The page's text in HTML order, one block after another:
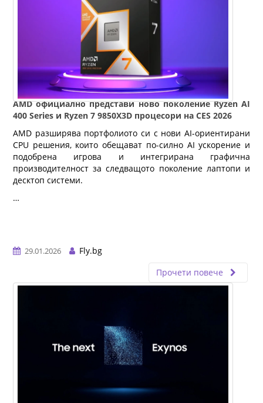
AMD официално представи ново поколение Ryzen AI
400 Series и Ryzen 7 9850X3D процесори на CES 2026
AMD разширява портфолиото си с нови AI-ориентирани
CPU решения, които обещават по-силно AI ускорение и
подобрена игрова и интегрирана графична
производителност за следващото поколение лаптопи и
десктоп системи.
…
29.01.2026
Fly.bg
Прочети повече